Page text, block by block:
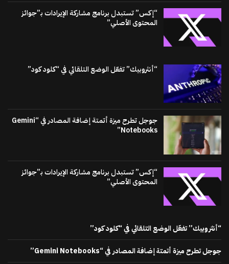
“إكس” تستبدل برنامج مشاركة الإيرادات بـ”جوائز
المحتوى الأصلي”
“أنثروبيك” تفعّل الوضع التلقائي في “كلود كود”
جوجل تطرح ميزة أتمتة إضافة المصادر في “Gemini
Notebooks”
“إكس” تستبدل برنامج مشاركة الإيرادات بـ”جوائز
المحتوى الأصلي”
“أنثروبيك” تفعّل الوضع التلقائي في “كلود كود”
جوجل تطرح ميزة أتمتة إضافة المصادر في “Gemini Notebooks”